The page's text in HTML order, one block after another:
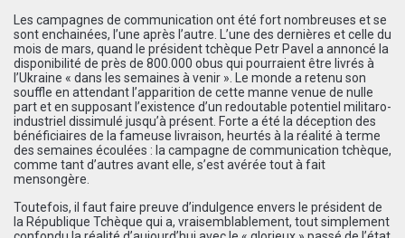
Les campagnes de communication ont été fort nombreuses et se
sont enchainées, l’une après l’autre. L’une des dernières et celle du
mois de mars, quand le président tchèque Petr Pavel a annoncé la
disponibilité de près de 800.000 obus qui pourraient être livrés à
l’Ukraine « dans les semaines à venir ». Le monde a retenu son
souffle en attendant l’apparition de cette manne venue de nulle
part et en supposant l’existence d’un redoutable potentiel militaro-
industriel dissimulé jusqu’à présent. Forte a été la déception des
bénéficiaires de la fameuse livraison, heurtés à la réalité à terme
des semaines écoulées : la campagne de communication tchèque,
comme tant d’autres avant elle, s’est avérée tout à fait
mensongère.
Toutefois, il faut faire preuve d’indulgence envers le président de
la République Tchèque qui a, vraisemblablement, tout simplement